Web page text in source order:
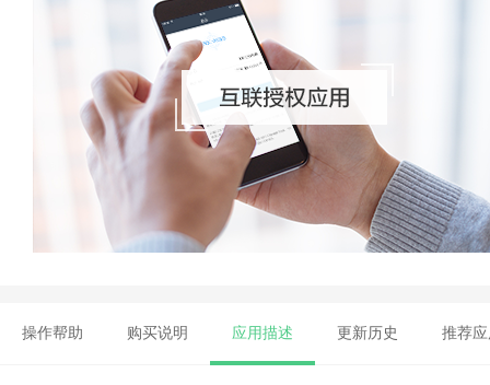
操作帮助 购买说明 应用描述 更新历史 推荐